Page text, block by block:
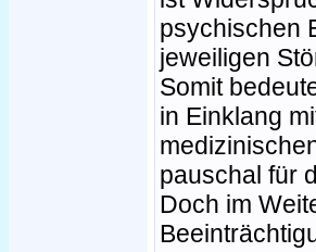
psychischen
jeweiligen
Somit
in Einklang
pauschal für
Doch im